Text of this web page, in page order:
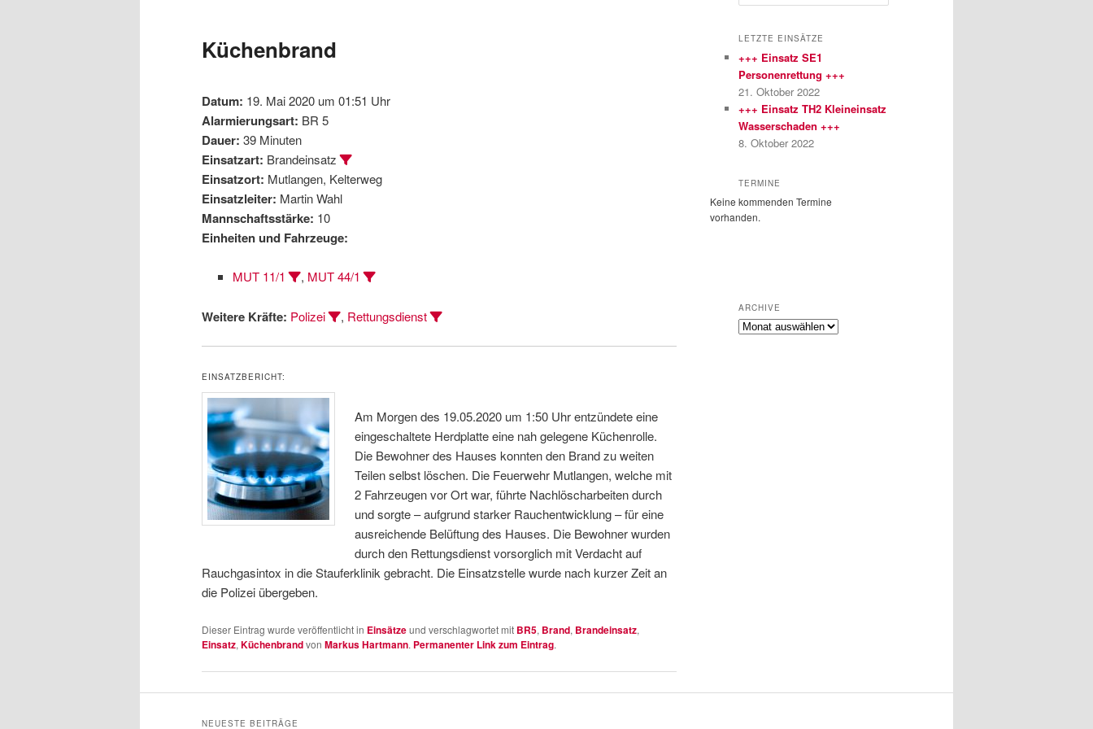
wechseln
Küchenbrand
Datum: 19. Mai 2020 um 01:51 Uhr
Alarmierungsart: BR 5
Dauer: 39 Minuten
Einsatzart: Brandeinsatz
Einsatzort: Mutlangen, Kelterweg
Einsatzleiter: Martin Wahl
Mannschaftsstärke: 10
Einheiten und Fahrzeuge:
MUT 11/1 , MUT 44/1
Weitere Kräfte: Polizei , Rettungsdienst
EINSATZBERICHT:
Am Morgen des 19.05.2020 um 1:50 Uhr entzündete eine
eingeschaltete Herdplatte eine nah gelegene Küchenrolle.
Die Bewohner des Hauses konnten den Brand zu weiten
Teilen selbst löschen. Die Feuerwehr Mutlangen, welche mit
2 Fahrzeugen vor Ort war, führte Nachlöscharbeiten durch
und sorgte – aufgrund starker Rauchentwicklung – für eine
ausreichende Belüftung des Hauses. Die Bewohner wurden
durch den Rettungsdienst vorsorglich mit Verdacht auf
Rauchgasintox in die Stauferklinik gebracht. Die Einsatzstelle wurde nach kurzer Zeit an
die Polizei übergeben.
Dieser Eintrag wurde veröffentlicht in Einsätzeund verschlagwortet mit BR5, Brand, Brandeinsatz,
Einsatz, Küchenbrandvon Markus Hartmann. Permanenter Link zum Eintrag.
u
h
n
LETZTE EINSÄTZE
+++ Einsatz SE1
Personenrettung +++
21. Oktober 2022
+++ Einsatz TH2 Kleineinsatz
Wasserschaden +++
8. Oktober 2022
TERMINE
Keine kommenden Termine
vorhanden.
ARCHIVE
Archive
NEUESTE BEITRÄGE